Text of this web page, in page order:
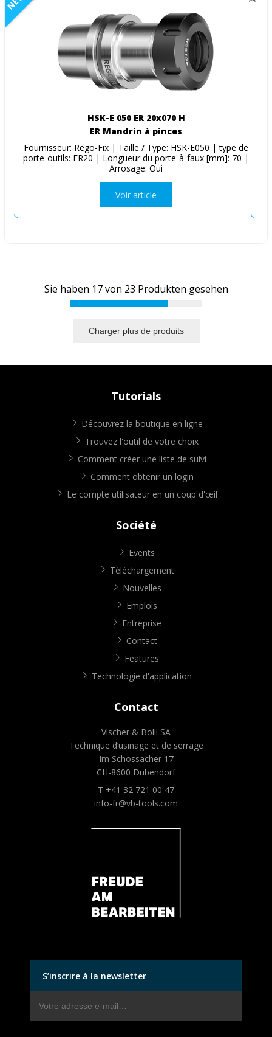
HSK-E 050 ER 20x070 H
ER Mandrin à pinces
Fournisseur: Rego-Fix | Taille / Type: HSK-E050 | type de
porte-outils: ER20 | Longueur du porte-à-faux [mm]: 70 |
Arrosage: Oui
Voir article
Sie haben 17von 23 Produkten gesehen
Charger plus de produits
Tutorials
Découvrez la boutique en ligne
Trouvez l'outil de votre choix
Comment créer une liste de suivi
Comment obtenir un login
Le compte utilisateur en un coup d'œil
Société
Events
Téléchargement
Nouvelles
Emplois
Entreprise
Contact
Features
Technologie d'application
Contact
Vischer & Bolli SA
Technique d’usinage et de serrage
Im Schossacher 17
CH-8600 Dübendorf
T +41 32 721 00 47
info-fr@vb-tools.com
S’inscrire à la newsletter